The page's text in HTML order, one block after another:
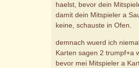
haelst, bevor dein
damit dein Mitspieler a
keine, schauste in Ofen.
demnach wuerd ich
Karten sagen 2 trumpf+a
bevor mei Mitspieler a